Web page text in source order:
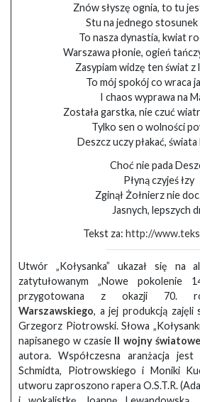
Znów słyszę ognia, to tu
Stu na jednego stosunek
To nasza dynastia, kwiat
Warszawa płonie, ogień
Zasypiam widzę ten świat z
To mój spokój co wraca
I chaos wyprawa na
Została garstka, nie czuć
Tylko sen o wolności
Deszcz uczy płakać,
Choć nie pada
Płyną czyjeś łzy
Zginął Żołnierz nie
Jasnych, lepszych
Tekst za: http://
Utwór „Kołysanka” ukazał się na
zatytułowanym „Nowe pokolenie
przygotowana z okazji 70.
Warszawskiego, a jej produkcją zajęli
Grzegorz Piotrowski. Słowa
napisanego w czasie II wojny
autora. Współczesna aranżacja jest
Schmidta, Piotrowskiego i Moniki
utworu zaproszono rapera O.S.T.R.